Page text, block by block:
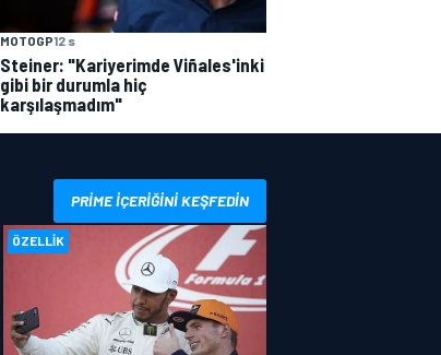
MOTOGP12 s
Steiner: "Kariyerimde Viñales'inki
gibi bir durumla hiç
karşılaşmadım"
PRIME IÇERIĞINI KEŞFEDIN
ÖZELLIK